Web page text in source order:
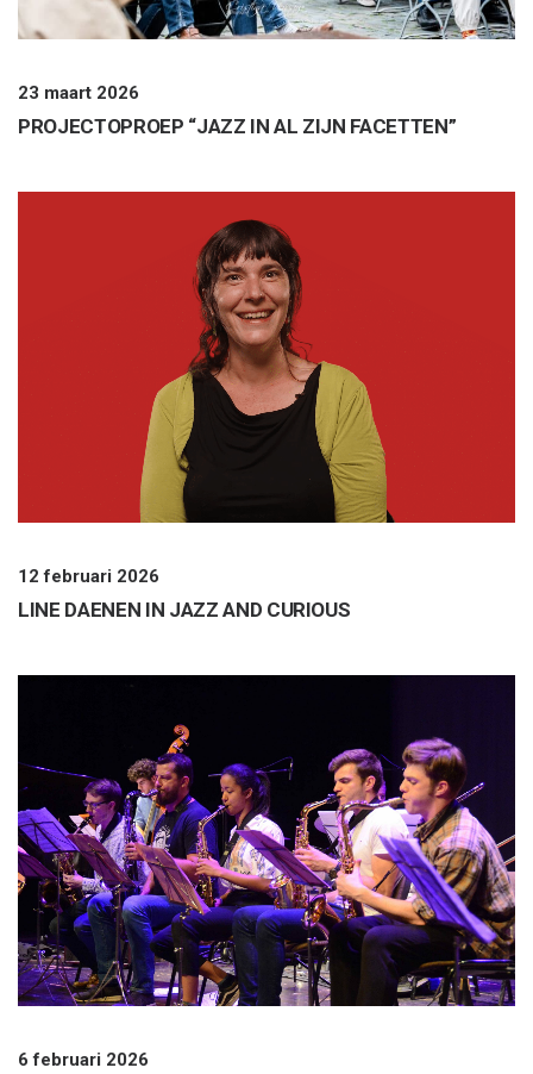
23 maart 2026
PROJECTOPROEP “JAZZ IN AL ZIJN FACETTEN”
12 februari 2026
LINE DAENEN IN JAZZ AND CURIOUS
6 februari 2026